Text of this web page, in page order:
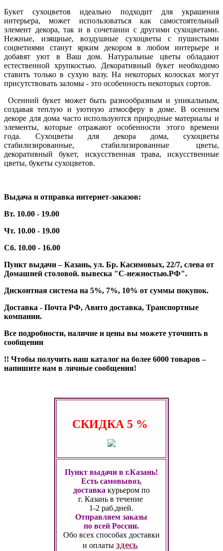
Букет сухоцветов идеально подходит для украшения
интерьера, может использоваться как самостоятельный
элемент декора, так и в сочетании с другими сухоцветами.
Нежные, изящные, воздушные cухоцветы c пушистыми
соцветиями станут ярким декором в любом интерьере и
добавят уют в Ваш дом. Натуральные цветы обладают
естественной хрупкостью. Декоративный букет необходимо
ставить только в сухую вазу. На некоторых колосках могут
присутствовать заломы - это особенность некоторых сортов.
Осенний букет может быть разнообразным и уникальным,
создавая теплую и уютную атмосферу в доме. В осеннем
декоре для дома часто используются природные материалы и
элементы, которые отражают особенности этого времени
года. Сухоцветы для декора дома, сухоцветы
стабилизированные, стабилизированные цветы,
декоративный букет, искусственная трава, искусственные
цветы, букеты сухоцветов.
Выдача и отправка интернет-заказов:
Вт. 10.00 - 19.00
Чт. 10.00 - 19.00
Сб. 10.00 - 16.00
Пункт выдачи – Казань, ул. Бр. Касимовых, 22/7, слева от
Домашней столовой. вывеска "С-нежностью.РФ".
Дисконтная система на 5%, 7%, 10% от суммы покупок.
Доставка - Почта РФ, Авито доставка, Транспортные
компании.
Все подробности, наличие и цены вы можете уточнить в
сообщении
!! Чтобы получить наш каталог на более 6000 товаров –
напишите нам в личные сообщения!
СКИДКА 5 %
Пункт выдачи в г.Казань!
Есть самовывоз,
доставка курьером по
г. Казань в течение
1-2 раб.дней.
Отправляем заказы
по всей России.
Обо всех способах доставки
и оплатыздесь